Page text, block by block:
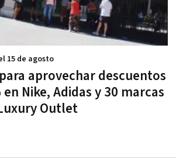
aprovechar descuentos
Nike, Adidas y 30 marcas
Outlet
15 de agosto